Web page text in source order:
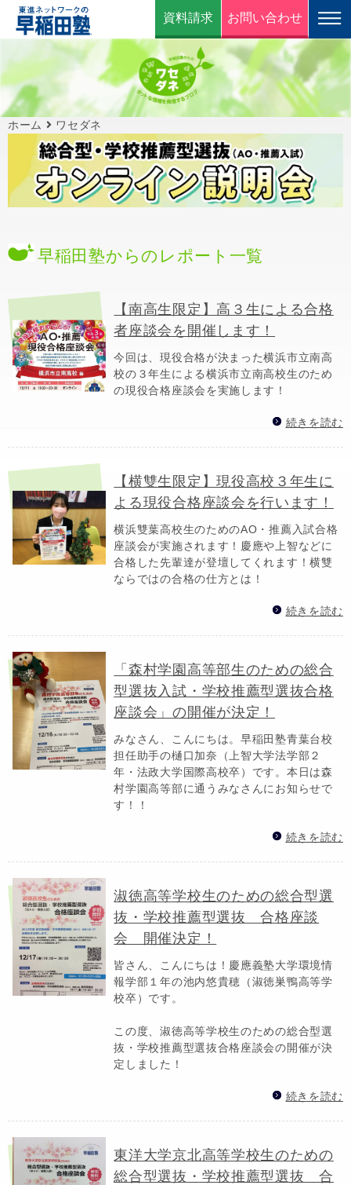
資料請求 お問い合わせ
ホーム ワセダネ
早稲田塾からのレポート一覧
【南高生限定】高３生による合格
者座談会を開催します！
今回は、現役合格が決まった横浜市立南高
校の３年生による横浜市立南高校生のため
の現役合格座談会を実施します！
続きを読む
【横雙生限定】現役高校３年生に
よる現役合格座談会を行います！
横浜雙葉高校生のためのAO・推薦入試合格
座談会が実施されます！慶應や上智などに
合格した先輩達が登壇してくれます！横雙
ならではの合格の仕方とは！
続きを読む
「森村学園高等部生のための総合
型選抜入試・学校推薦型選抜合格
座談会」の開催が決定！
みなさん、こんにちは。早稲田塾青葉台校
担任助手の樋口加奈（上智大学法学部２
年・法政大学国際高校卒）です。本日は森
村学園高等部に通うみなさんにお知らせで
す！！
続きを読む
淑徳高等学校生のための総合型選
抜・学校推薦型選抜 合格座談
会 開催決定！
皆さん、こんにちは！慶應義塾大学環境情
報学部１年の池内悠貴穂（淑徳巣鴨高等学
校卒）です。
この度、淑徳高等学校生のための総合型選
抜・学校推薦型選抜合格座談会の開催が決
定しました！
続きを読む
東洋大学京北高等学校生のための
総合型選抜・学校推薦型選抜 合